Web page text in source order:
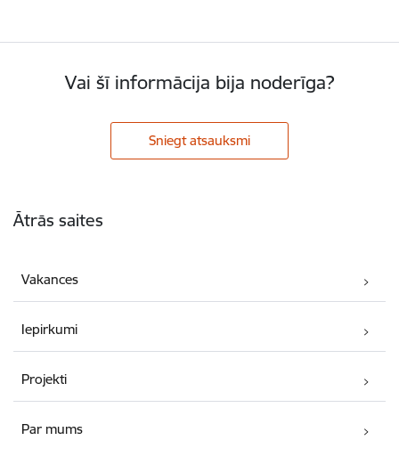
Vai šī informācija bija noderīga?
Sniegt atsauksmi
Ātrās saites
Vakances
Iepirkumi
Projekti
Par mums